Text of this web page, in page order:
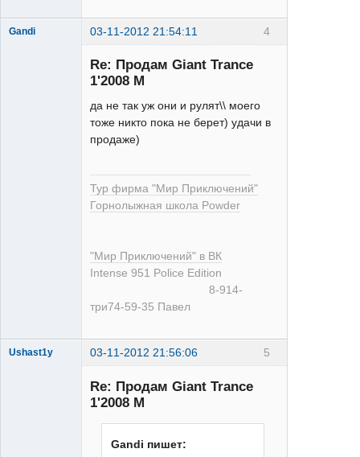
4
Gandi 03-11-2012 21:54:11
Re: Продам Giant Trance
1'2008 M
да не так уж они и рулят\\ моего
тоже никто пока не берет) удачи в
продаже)
Тур фирма "Мир Приключений"
Горнолыжная школа Powder
"Мир Приключений" в ВК
Intense 951 Police Edition
8-914-
три74-59-35 Павел
5
Ushast1y 03-11-2012 21:56:06
Re: Продам Giant Trance
1'2008 M
Gandi пишет: